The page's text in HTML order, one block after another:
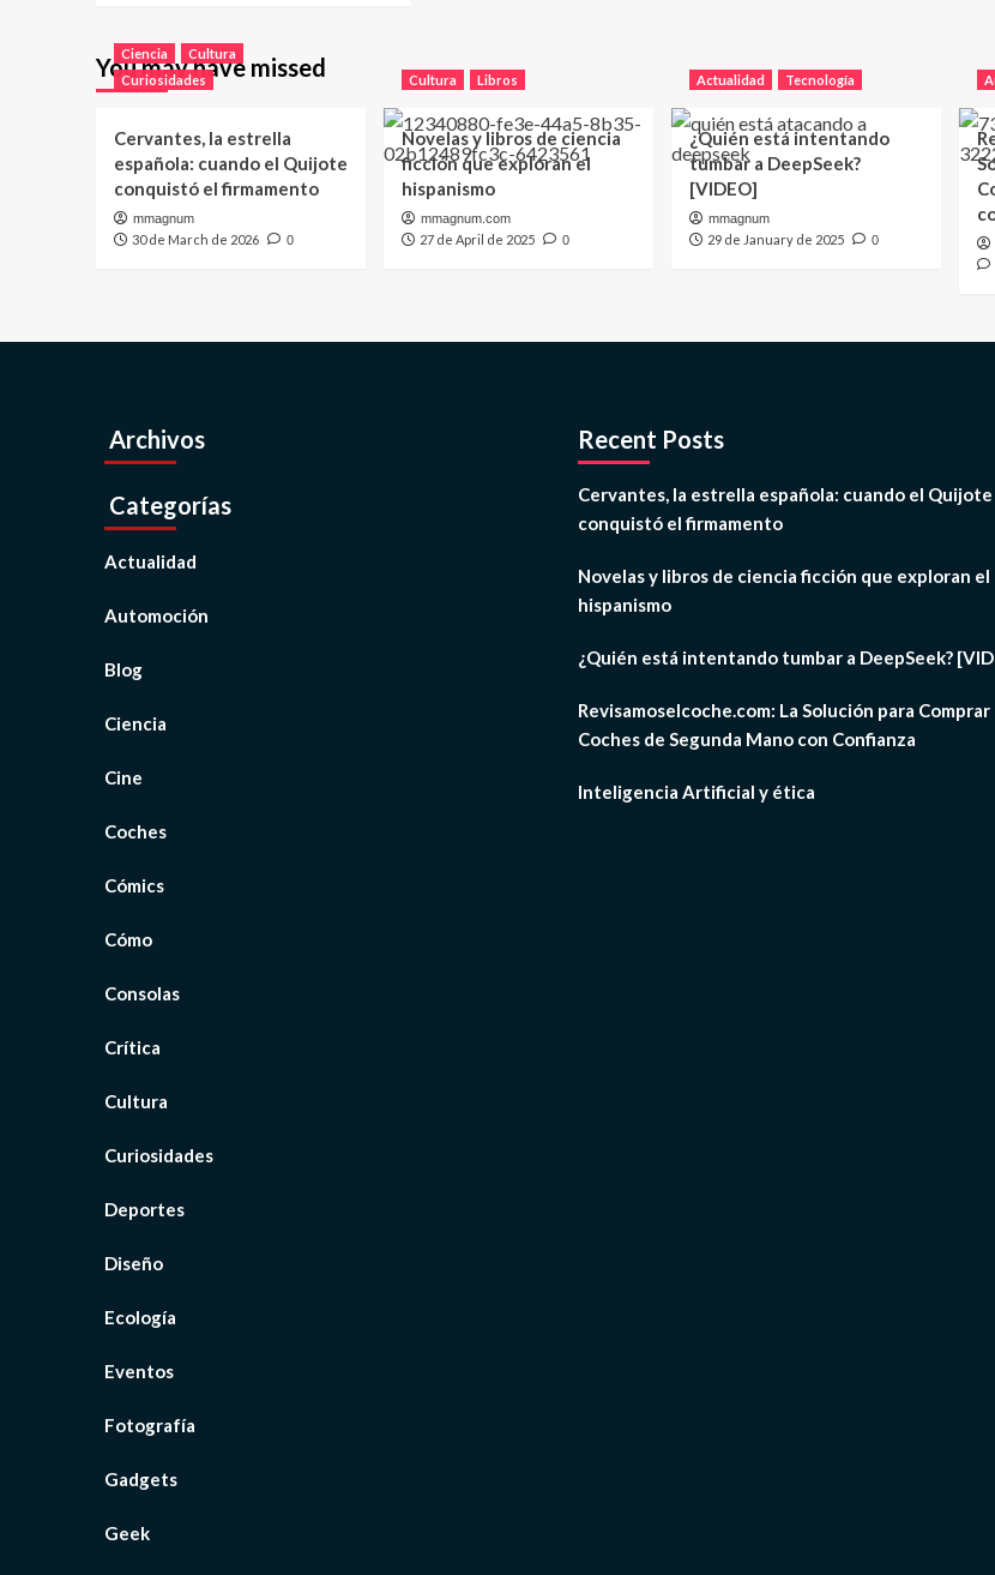
You may have missed
Ciencia
Cultura
Curiosidades
Cervantes, la estrella
española: cuando el Quijote
conquistó el firmamento
mmagnum
30 de March de 2026 0
Cultura Libros
Novelas y libros de ciencia
ficción que exploran el
hispanismo
mmagnum.com
27 de April de 2025 0
Actualidad Tecnología
¿Quién está intentando
tumbar a DeepSeek?
[VIDEO]
mmagnum
29 de January de 2025 0
Archivos
Categorías
Actualidad
Automoción
Blog
Ciencia
Cine
Coches
Cómics
Cómo
Consolas
Crítica
Cultura
Curiosidades
Deportes
Diseño
Ecología
Eventos
Fotografía
Gadgets
Geek
Recent Posts
Cervantes, la estrella española: cuando el Quijote
conquistó el firmamento
Novelas y libros de ciencia ficción que exploran el
hispanismo
¿Quién está intentando tumbar a DeepSeek?
Revisamoselcoche.com: La Solución para Comprar
Coches de Segunda Mano con Confianza
Inteligencia Artificial y ética